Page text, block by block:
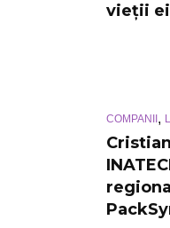
vieții
COMPANII ,